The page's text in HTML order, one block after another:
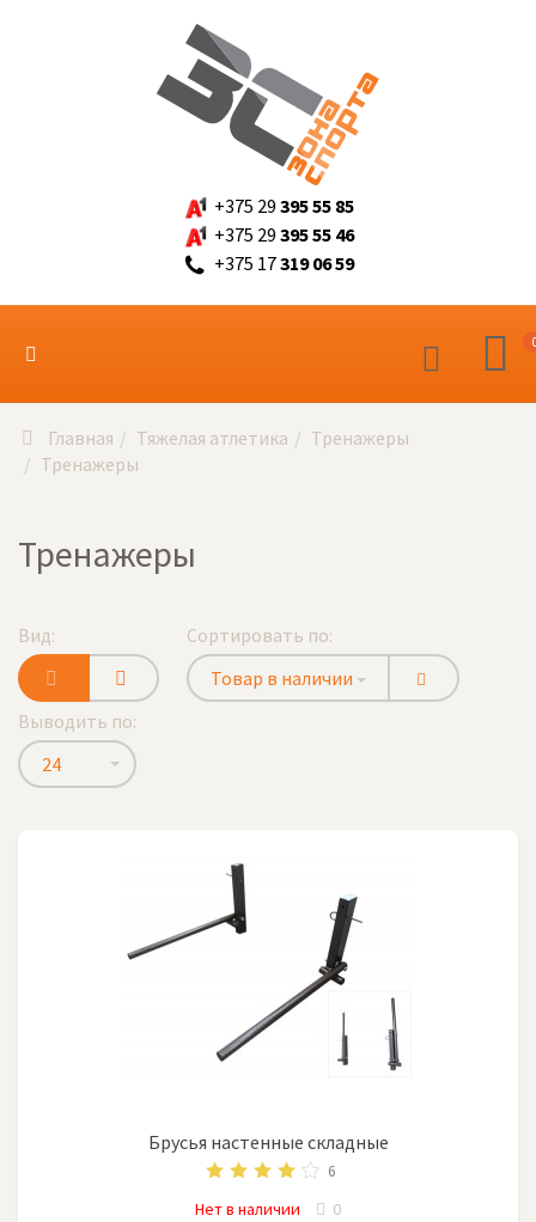
+375 29 395 55 85
+375 29 395 55 46
+375 17319 06 59
Главная Тяжелая атлетика
Тренажеры
Тренажеры
Тренажеры
Вид:
Сортировать по:
Товар в наличии
Выводить по:
24
Брусья настенные складные
6
Нет в наличии 0